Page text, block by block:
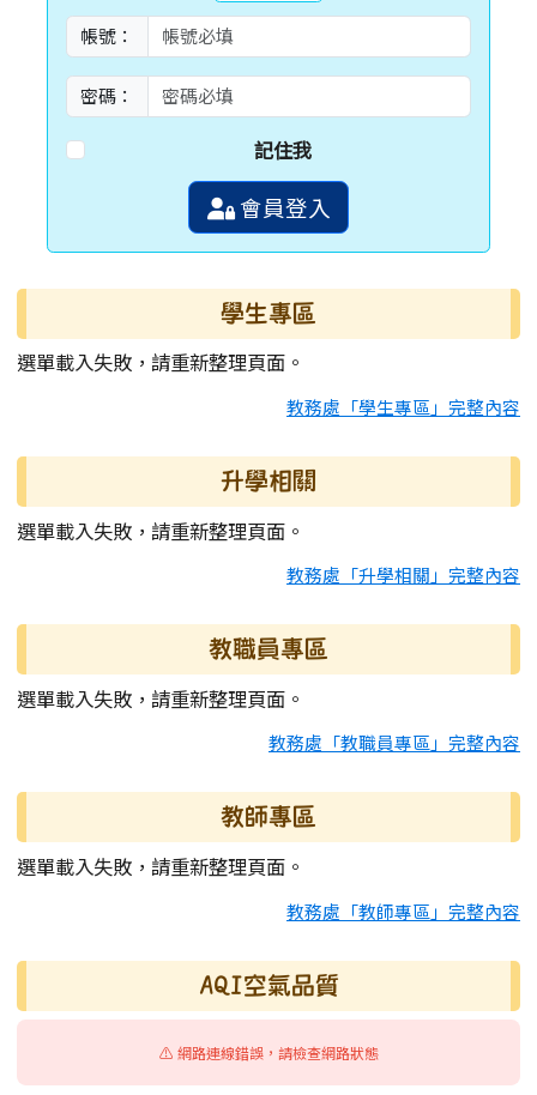
帳號：
密碼：
記住我
會員登入
學生專區
選單載入失敗，請重新整理頁面。
教務處「學生專區」完整內容
升學相關
選單載入失敗，請重新整理頁面。
教務處「升學相關」完整內容
教職員專區
選單載入失敗，請重新整理頁面。
教務處「教職員專區」完整內容
教師專區
選單載入失敗，請重新整理頁面。
教務處「教師專區」完整內容
AQI空氣品質
⚠️ 網路連線錯誤，請檢查網路狀態